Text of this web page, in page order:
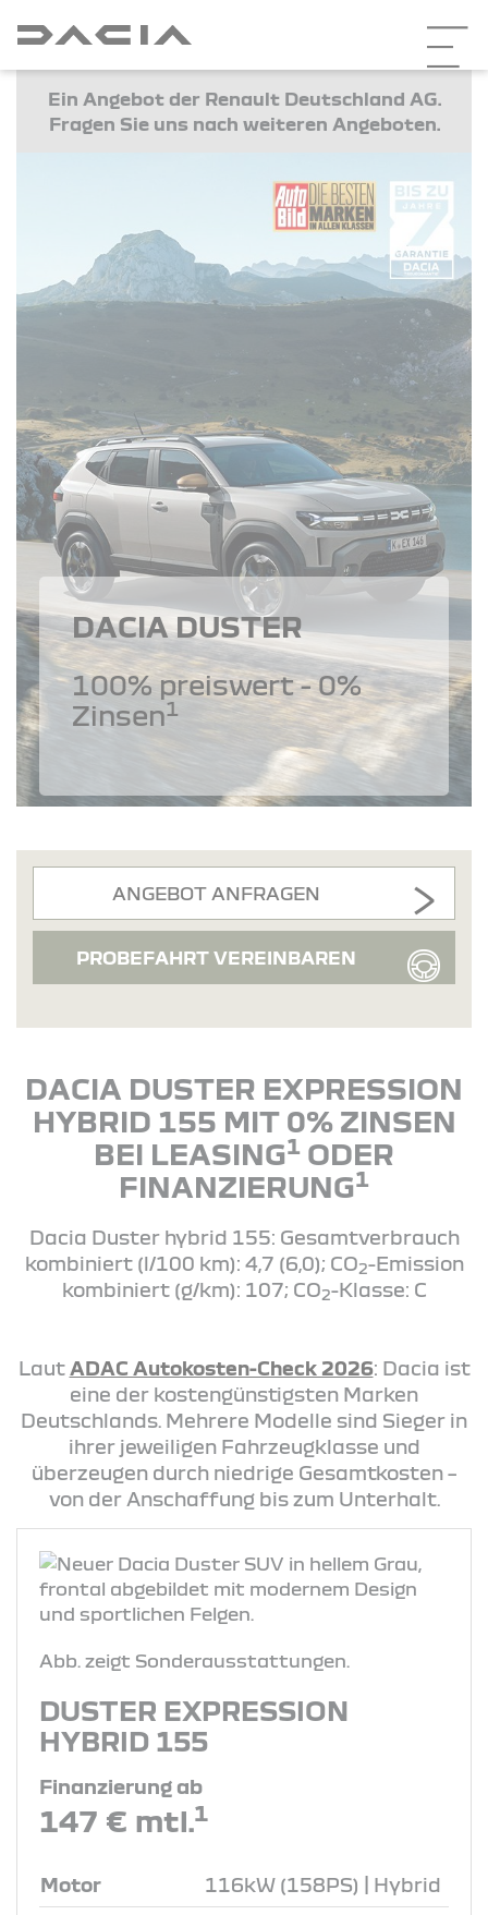
Ein Angebot der Renault Deutschland AG.
Fragen Sie uns nach weiteren Angeboten.
DACIA DUSTER
100% preiswert - 0%
Zinsen1
ANGEBOT ANFRAGEN
PROBEFAHRT VEREINBAREN
DACIA DUSTER EXPRESSION
HYBRID 155 MIT 0% ZINSEN
BEI LEASING1 ODER
FINANZIERUNG1
Dacia Duster hybrid 155: Gesamtverbrauch
kombiniert (l/100 km): 4,7 (6,0); CO2-Emission
kombiniert (g/km): 107; CO2-Klasse: C
Laut ADAC Autokosten-Check 2026: Dacia ist
eine der kostengünstigsten Marken
Deutschlands. Mehrere Modelle sind Sieger in
ihrer jeweiligen Fahrzeugklasse und
überzeugen durch niedrige Gesamtkosten –
von der Anschaffung bis zum Unterhalt.
Abb. zeigt Sonderausstattungen.
DUSTER EXPRESSION
HYBRID 155
Finanzierung ab
147 € mtl.1
Motor 116kW (158PS) | Hybrid